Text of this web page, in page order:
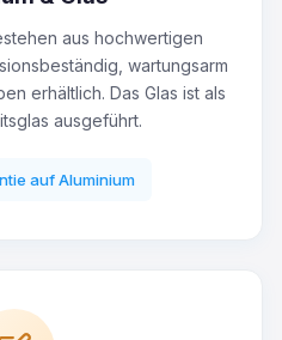
aus hochwertigen
wartungsarm
erhältlich. Das Glas ist als
ausgeführt.
auf Aluminium